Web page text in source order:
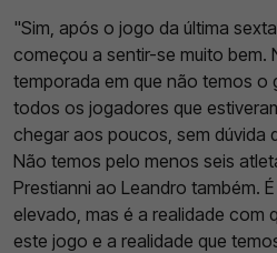
"Sim, após o jogo da última
começou a sentir-se muito bem.
temporada em que não temos o
todos os jogadores que
chegar aos poucos, sem dúvida
Não temos pelo menos seis
Prestianni ao Leandro também.
elevado, mas é a realidade com
este jogo e a realidade que